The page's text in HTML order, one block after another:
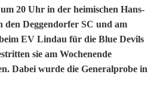
20 Uhr in der heimischen Hans-
den Deggendorfer SC und am
EV Lindau für die Blue Devils
sie am Wochenende
Dabei wurde die Generalprobe in